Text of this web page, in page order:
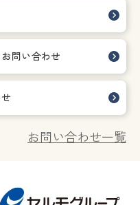
お問い合わせ
お問い合わせ一覧